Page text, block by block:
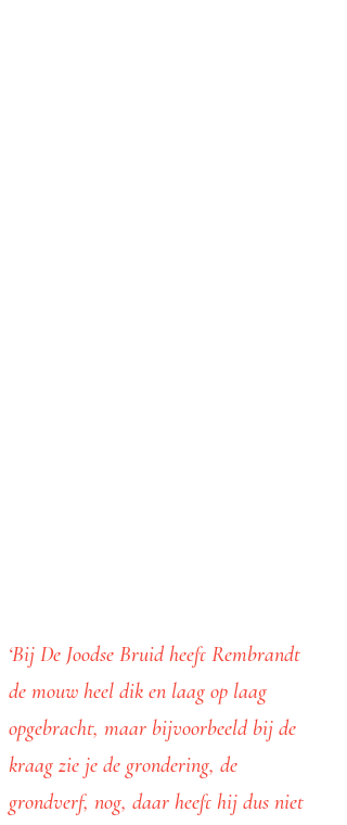
‘Bij De Joodse Bruid heeft Rembrandt
de mouw heel dik en laag op laag
opgebracht, maar bijvoorbeeld bij de
kraag zie je de grondering, de
grondverf, nog, daar heeft hij dus niet